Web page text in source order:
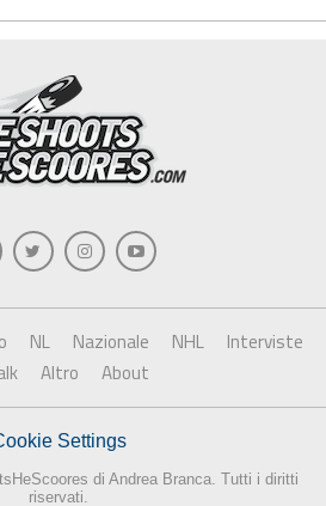
NL Nazionale NHL
Interviste
Altro About
Settings
di Andrea Branca. Tutti i diritti
riservati.